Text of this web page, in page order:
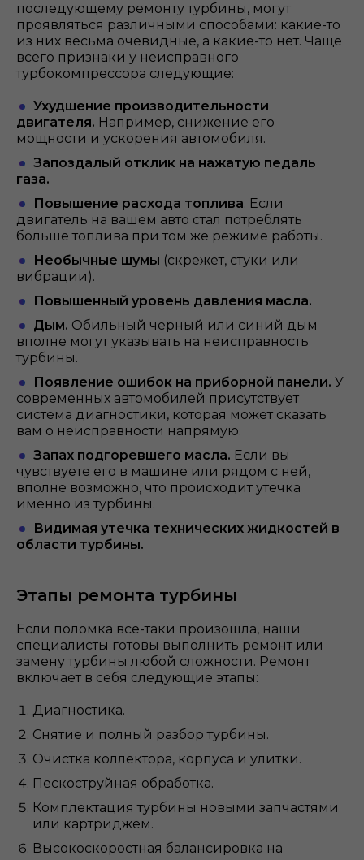
последующему ремонту турбины, могут
проявляться различными способами: какие-то
из них весьма очевидные, а какие-то нет. Чаще
всего признаки у неисправного
турбокомпрессора следующие:
Ухудшение производительности
двигателя. Например, снижение его
мощности и ускорения автомобиля.
Запоздалый отклик на нажатую педаль
газа.
Повышение расхода топлива. Если
двигатель на вашем авто стал потреблять
больше топлива при том же режиме работы.
Необычные шумы (скрежет, стуки или
вибрации).
Повышенный уровень давления масла.
Дым. Обильный черный или синий дым
вполне могут указывать на неисправность
турбины.
Появление ошибок на приборной панели. У
современных автомобилей присутствует
система диагностики, которая может сказать
вам о неисправности напрямую.
Запах подгоревшего масла. Если вы
чувствуете его в машине или рядом с ней,
вполне возможно, что происходит утечка
именно из турбины.
Видимая утечка технических жидкостей в
области турбины.
Этапы ремонта турбины
Если поломка все-таки произошла, наши
специалисты готовы выполнить ремонт или
замену турбины любой сложности. Ремонт
включает в себя следующие этапы:
Диагностика.
Снятие и полный разбор турбины.
Очистка коллектора, корпуса и улитки.
Пескоструйная обработка.
Комплектация турбины новыми запчастями
или картриджем.
Высокоскоростная балансировка на